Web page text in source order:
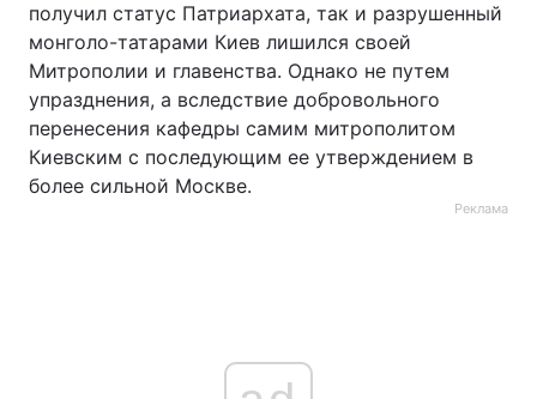
получил статус Патриархата, так и разрушенный
монголо-татарами Киев лишился своей
Митрополии и главенства. Однако не путем
упразднения, а вследствие добровольного
перенесения кафедры самим митрополитом
Киевским с последующим ее утверждением в
более сильной Москве.
Реклама